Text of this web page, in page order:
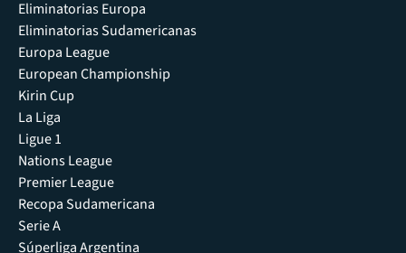
Eliminatorias Europa
Eliminatorias Sudamericanas
Europa League
European Championship
Kirin Cup
La Liga
Ligue 1
Nations League
Premier League
Recopa Sudamericana
Serie A
Súperliga Argentina